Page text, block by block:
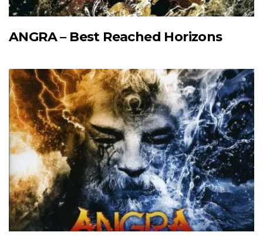
ANGRA – Best Reached Horizons